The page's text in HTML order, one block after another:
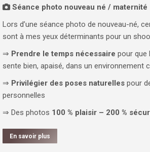
Séance photo nouveau né / maternité
Lors d’une séance photo de nouveau-né,
sont à mes yeux déterminants pour un
⇒ Prendre le temps nécessaire pour que
sente bien, apaisé, dans un environnement
⇒ Privilégier des poses naturelles pour
personnelles
⇒ Des photos 100 % plaisir – 200 %
En savoir plus